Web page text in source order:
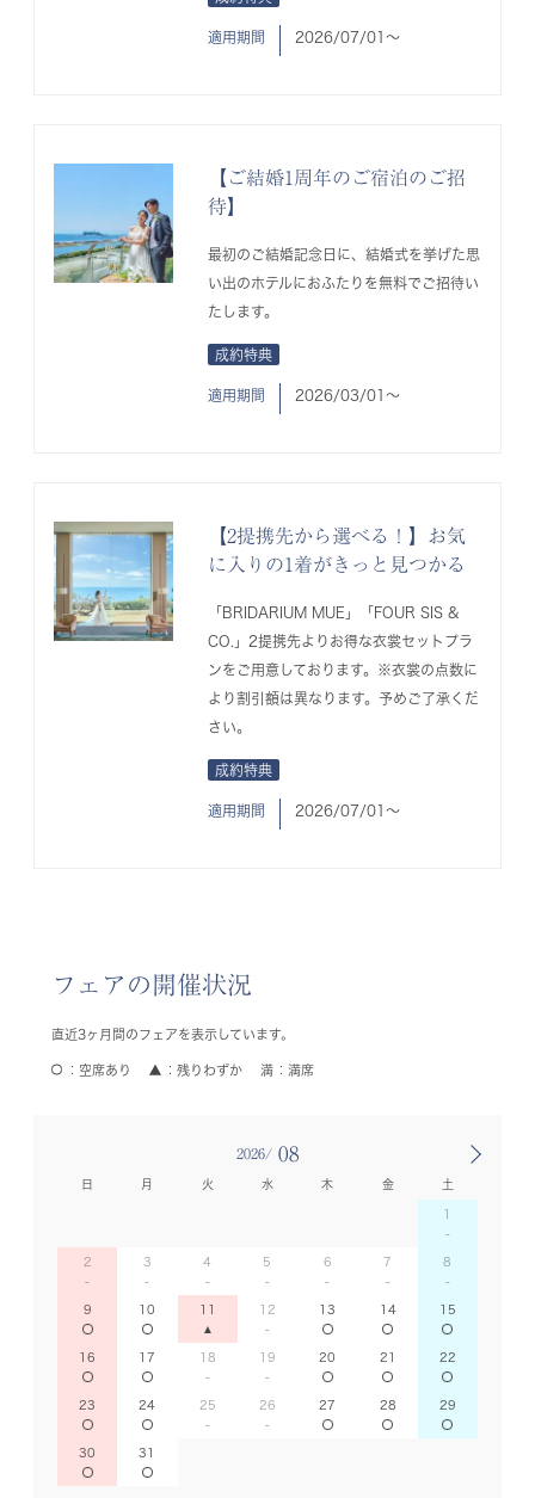
適用期間 2026/07/01〜
【ご結婚1周年のご宿泊のご招
待】
最初のご結婚記念日に、結婚式を挙げた思
い出のホテルにおふたりを無料でご招待い
たします。
成約特典
適用期間 2026/03/01〜
【2提携先から選べる！】お気
に入りの1着がきっと見つかる
「BRIDARIUM MUE」「FOUR SIS &
CO.」2提携先よりお得な衣裳セットプラ
ンをご用意しております。※衣裳の点数に
より割引額は異なります。予めご了承くだ
さい。
成約特典
適用期間 2026/07/01〜
フェアの開催状況
直近3ヶ月間のフェアを表示しています。
空席あり 残りわずか 満席
2026/ 08
日 月 火 水 木 金 土
1
2 3 4 5 6 7 8
9 10 11 12 13 14 15
16 17 18 19 20 21 22
23 24 25 26 27 28 29
30 31